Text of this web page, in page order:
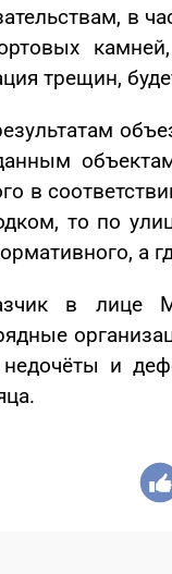
в
трещин,
в
то по
а
в лице
и